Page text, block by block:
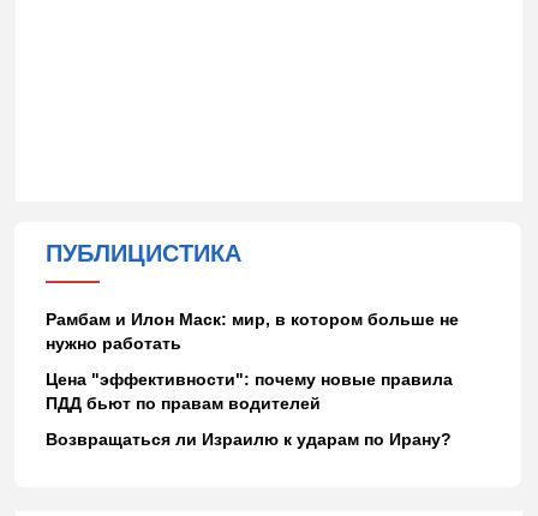
ПУБЛИЦИСТИКА
Рамбам и Илон Маск: мир, в котором больше не
нужно работать
Цена "эффективности": почему новые правила
ПДД бьют по правам водителей
Возвращаться ли Израилю к ударам по Ирану?